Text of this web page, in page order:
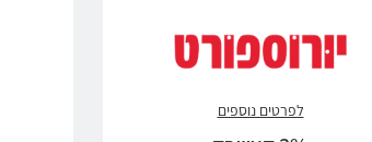
לפרטים נוספים